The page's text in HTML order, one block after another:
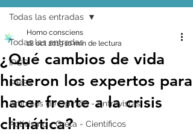
Todas las entradas
IPCC
IPBES
Artículos de Opinión - Entrevistas
Activismo - Greta - Científicos
Todas las entradas
¿Qué cambios de vida
hicieron los expertos para
hacer frente a la crisis
climática?
Homo consciens
18 oct 201910 min de lectura